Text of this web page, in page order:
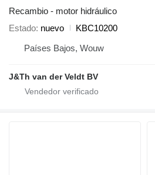
Recambio - motor hidráulico
Estado nuevo
KBC10200
Países Bajos, Wouw
J&Th van der Veldt BV